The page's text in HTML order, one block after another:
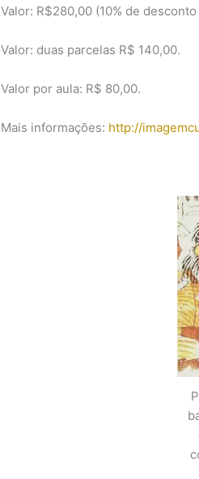
Valor: R$280,00 (10% de
Valor: duas parcelas R$ 140,00.
Valor por aula: R$ 80,00.
Mais informações: http://